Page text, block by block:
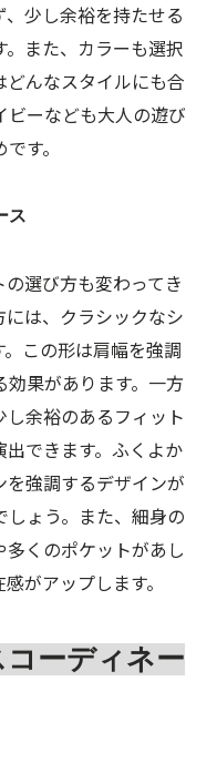
少し余裕を持たせる
また、カラーも選択
んなスタイルにも合
ビーなども大人の遊び
す。
ス
選び方も変わってき
は、クラシックなシ
この形は肩幅を強調
果があります。一方
余裕のあるフィット
できます。ふくよか
強調するデザインが
ょう。また、細身の
くのポケットがあし
がアップします。
ーディネー